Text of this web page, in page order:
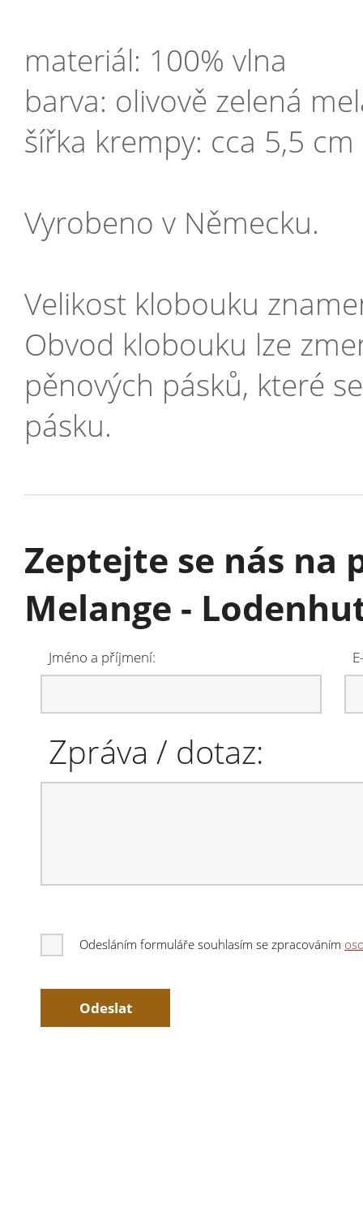
materiál: 100% vlna
barva: olivově zelená
šířka krempy: cca 5,5 cm
Vyrobeno v Německu.
Velikost klobouku
Obvod klobouku lze
pěnových pásků, které
pásku.
Zeptejte se nás na
Melange -
Jméno a příjmení:
Zpráva / dotaz:
Odesláním formuláře souhlasím se zpracováním